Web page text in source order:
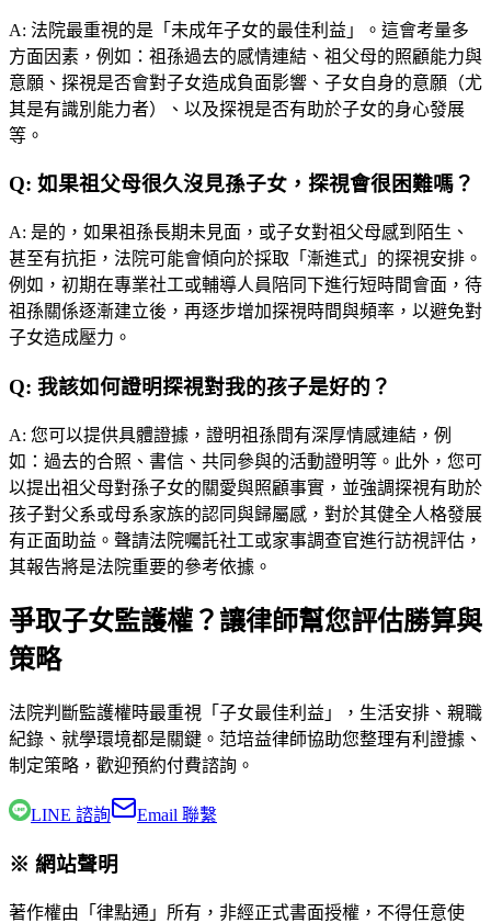
A: 法院最重視的是「未成年子女的最佳利益」。這會考量多
方面因素，例如：祖孫過去的感情連結、祖父母的照顧能力與
意願、探視是否會對子女造成負面影響、子女自身的意願（尤
其是有識別能力者）、以及探視是否有助於子女的身心發展
等。
Q: 如果祖父母很久沒見孫子女，探視會很困難嗎？
A: 是的，如果祖孫長期未見面，或子女對祖父母感到陌生、
甚至有抗拒，法院可能會傾向於採取「漸進式」的探視安排。
例如，初期在專業社工或輔導人員陪同下進行短時間會面，待
祖孫關係逐漸建立後，再逐步增加探視時間與頻率，以避免對
子女造成壓力。
Q: 我該如何證明探視對我的孩子是好的？
A: 您可以提供具體證據，證明祖孫間有深厚情感連結，例
如：過去的合照、書信、共同參與的活動證明等。此外，您可
以提出祖父母對孫子女的關愛與照顧事實，並強調探視有助於
孩子對父系或母系家族的認同與歸屬感，對於其健全人格發展
有正面助益。聲請法院囑託社工或家事調查官進行訪視評估，
其報告將是法院重要的參考依據。
爭取子女監護權？讓律師幫您評估勝算與
策略
法院判斷監護權時最重視「子女最佳利益」，生活安排、親職
紀錄、就學環境都是關鍵。 范培益律師協助您整理有利證據、
制定策略，歡迎預約付費諮詢。
LINE 諮詢 Email 聯繫
※ 網站聲明
著作權由「律點通」所有，非經正式書面授權，不得任意使